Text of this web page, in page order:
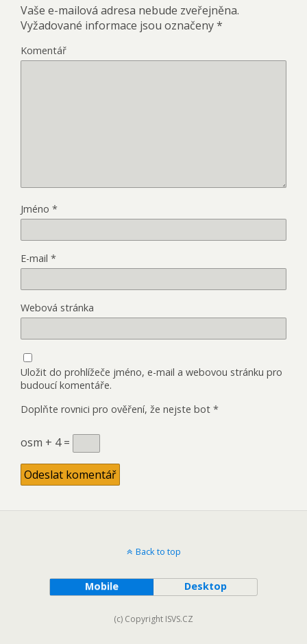
Vaše e-mailová adresa nebude zveřejněna.
Vyžadované informace jsou označeny*
Komentář
Jméno *
E-mail *
Webová stránka
Uložit do prohlížeče jméno, e-mail a webovou stránku pro
budoucí komentáře.
Doplňte rovnici pro ověření, že nejste bot *
osm + 4 =
Back to top
Mobile Desktop
(c) Copyright ISVS.CZ